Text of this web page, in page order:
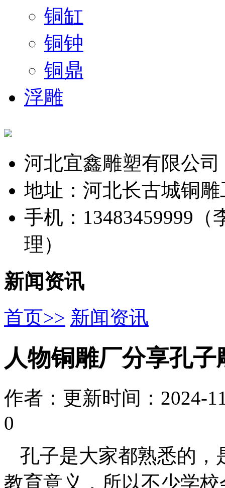
铜缸
铜钟
铜鼎
浮雕
河北宜鑫雕塑有限公司
地址：河北长古城铜
手机：13483459999（
理）
新闻资讯
首页>> 新闻资讯
人物铜雕厂分享孔
作者： 更新时间：2024-
0
孔子是大家都熟悉的，
教育意义，所以不少学